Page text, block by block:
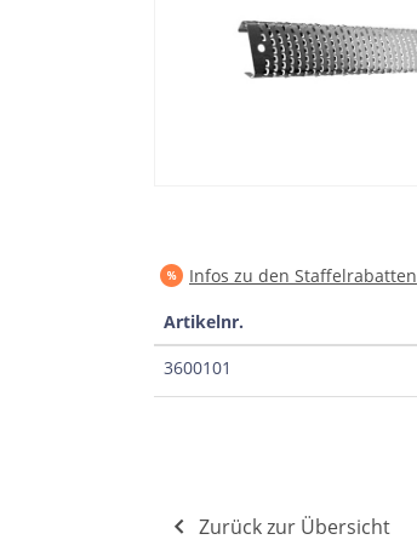
Infos zu den Staffelrabatten
Artikelnr.
3600101
Zurück zur Übersicht